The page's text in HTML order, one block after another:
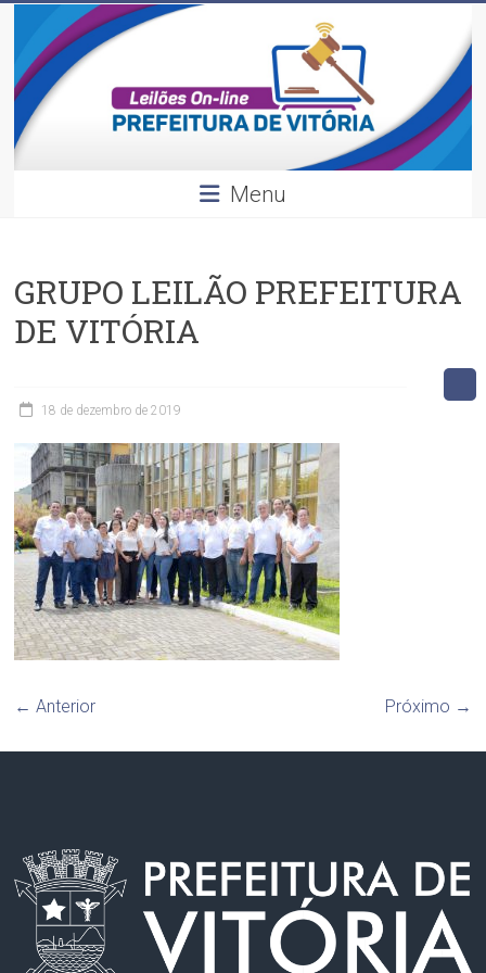
content
Leilões
Divulgação
dos
leilões
realizados
pela
Menu
GRUPO LEILÃO PREFEITURA
DE VITÓRIA
18 de dezembro de 2019
← Anterior Próximo →